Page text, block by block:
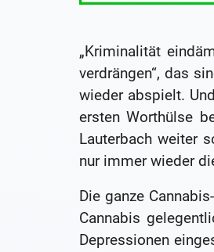
„Kriminalität
verdrängen“, das
wieder abspielt.
ersten Worthülse
Lauterbach weiter
nur immer wieder
Die ganze
Cannabis
Depressionen